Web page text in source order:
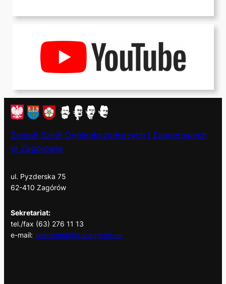
Zespół Szkół Ogólnokształcących i Zawodowych
w Zagórowie
ul. Pyzderska 75
62-410 Zagórów
Sekretariat:
tel./fax (63) 276 11 13
e-mail: sekretariat@zszagorow.eu